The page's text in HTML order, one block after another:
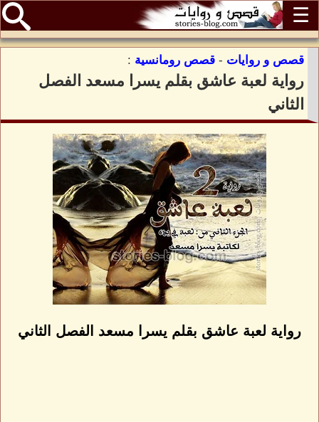
☰
قصص و روايات - قصص رومانسية :
رواية لعبة عاشق بقلم يسرا مسعد الفصل
الثاني
رواية لعبة عاشق بقلم يسرا مسعد الفصل الثاني